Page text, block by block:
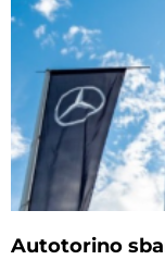
Autotorino